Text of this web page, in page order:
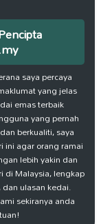
saya percaya
yang jelas
emas terbaik
yang pernah
berkualiti, saya
agar orang ramai
lebih yakin dan
di Malaysia, lengkap
ulasan kedai.
sekiranya anda